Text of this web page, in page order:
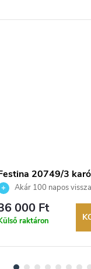
20749/3
Akár 100 napos
Hivatalos
000 Ft
raktáron